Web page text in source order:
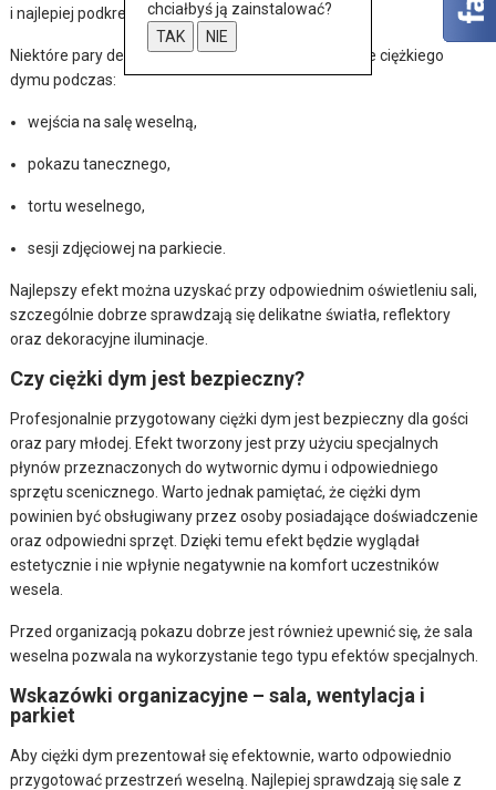
i najlepiej podkreśla wyjątkowy charakter chwili.
Niektóre pary decydują się również na wykorzystanie ciężkiego
dymu podczas:
wejścia na salę weselną,
pokazu tanecznego,
tortu weselnego,
sesji zdjęciowej na parkiecie.
Najlepszy efekt można uzyskać przy odpowiednim oświetleniu sali,
szczególnie dobrze sprawdzają się delikatne światła, reflektory
oraz dekoracyjne iluminacje.
Czy ciężki dym jest bezpieczny?
Profesjonalnie przygotowany ciężki dym jest bezpieczny dla gości
oraz pary młodej. Efekt tworzony jest przy użyciu specjalnych
płynów przeznaczonych do wytwornic dymu i odpowiedniego
sprzętu scenicznego. Warto jednak pamiętać, że ciężki dym
powinien być obsługiwany przez osoby posiadające doświadczenie
oraz odpowiedni sprzęt. Dzięki temu efekt będzie wyglądał
estetycznie i nie wpłynie negatywnie na komfort uczestników
wesela.
Przed organizacją pokazu dobrze jest również upewnić się, że sala
weselna pozwala na wykorzystanie tego typu efektów specjalnych.
Wskazówki organizacyjne – sala, wentylacja i
parkiet
Aby ciężki dym prezentował się efektownie, warto odpowiednio
przygotować przestrzeń weselną. Najlepiej sprawdzają się sale z
chciałbyś ją zainstalować?
TAK
NIE